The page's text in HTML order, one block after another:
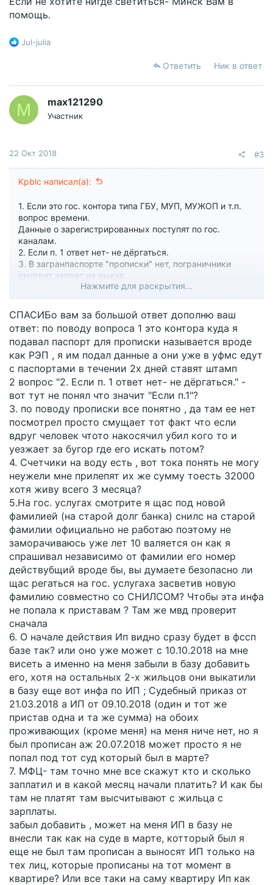
помощь.
Р
ц
и
и
Jul-julia
Ответить Ник в ответ
M max121290
Участник
22 Окт 2018 #3
Kpblc написал(а):
1. Если это гос. контора типа ГБУ, МУП, МУЖОП и т.п.
вопрос времени.
Данные о зарегистрированных поступят по гос.
каналам.
2. Если п. 1 ответ нет- не дёргаться.
3. В загранпаспорте "прописки" нет, пограничники
смотрят запрет на выезд.
4. С зарегистрированных насчитывают "по
нормативам" если нет счётчиков.
5. А вот это будет видно на Госуслугах.
Так как иногда приставы не присылают ИП по месту
регистрации.
6. На первые 2 месяца действия ИП 30.000. Если не
гасить- снижают до 10т.
Зачем идти в контору по ЖКХ? У вас есть МФЦ?
Туда с паспортом и запросом на справку о долгах по
ЖКХ.
Приставам позвоните- получите и органичение выезда
и др.
Если не хотите нигде светиться- Минск Вам в помощь.
Нажмите для раскрытия...
СПАСИБо вам за большой ответ дополню ваш
ответ: по поводу вопроса 1 это контора куда я
подавал паспорт для прописки называется вроде
как РЭП , я им подал данные а они уже в уфмс едут
с паспортами в течении 2х дней ставят штамп
2 вопрос "2. Если п. 1 ответ нет- не дёргаться." -
вот тут не понял что значит "Если п.1"?
3. по поводу прописки все понятно , да там ее нет
посмотрел просто смущает тот факт что если
вдруг человек чтото накосячил убил кого то и
уезжает за бугор где его искать потом?
4. Счетчики на воду есть , вот тока понять не могу
неужели мне прилепят их же сумму тоесть 32000
хотя живу всего 3 месяца?
5.На гос. услугах смотрите я щас под новой
фамилией (на старой долг банка) снилс на старой
фамилии официально не работаю поэтому не
заморачиваюсь уже лет 10 валяется он как я
спрашивал независимо от фамилии его номер
действубщий вроде бы, вы думаете безопасно ли
щас регаться на гос. услугаха засветив новую
фамилию совместно со СНИЛСОМ? Чтобы эта инфа
не попала к приставам ? Там же мвд проверит
сначала
6. О начале действия Ип видно сразу будет в фссп
базе так? или оно уже может с 10.10.2018 на мне
висеть а именно на меня забыли в базу добавить
его, хотя на остальных 2-х жильцов они выкатили
в базу еще вот инфа по ИП ; Судебный приказ от
21.03.2018 а ИП от 09.10.2018 (один и тот же
пристав одна и та же сумма) на обоих
проживающих (кроме меня) на меня ниче нет, но я
был прописан аж 20.07.2018 может просто я не
попал под тот суд который был в марте?
7. МФЦ- там точно мне все скажут кто и сколько
заплатил и в какой месяц начали платить? И как бы
там не платят там высчитывают с жильца с
зарплаты.
забыл добавить , может на меня ИП в базу не
внесли так как на суде в марте, котторый был я
еще не был там прописан а выносят ИП только на
тех лиц, которые прописаны на тот момент в
квартире? Или все таки на саму квартиру Ип как